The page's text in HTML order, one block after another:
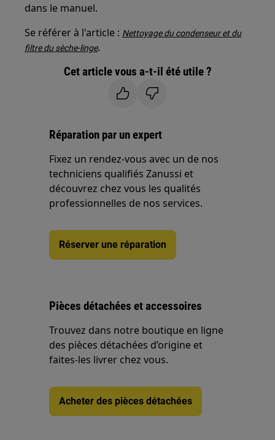
dans le manuel.
Se référer à l'article : Nettoyage du condenseur et du
filtre du sèche-linge.
Cet article vous a-t-il été utile ?
Réparation par un expert
Fixez un rendez-vous avec un de nos
techniciens qualifiés Zanussi et
découvrez chez vous les qualités
professionnelles de nos services.
Réserver une réparation
Pièces détachées et accessoires
Trouvez dans notre boutique en ligne
des pièces détachées d’origine et
faites-les livrer chez vous.
Acheter des pièces détachées